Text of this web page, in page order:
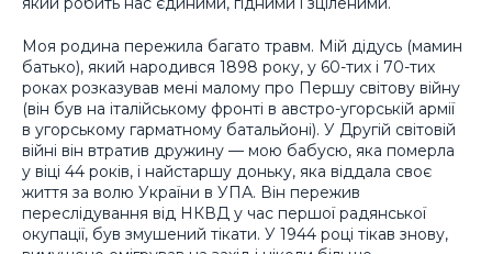
Моя родина пережила багато травм. Мій дідусь (мамин
батько), який народився 1898 року, у 60-тих і 70-тих
роках розказував мені малому про Першу світову війну
(він був на італійському фронті в австро-угорській армії
в угорському гарматному батальйоні). У Другій світовій
війні він втратив дружину — мою бабусю, яка померла
у віці 44 років, і найстаршу доньку, яка віддала своє
життя за волю України в УПА. Він пережив
переслідування від НКВД у час першої радянської
окупації, був змушений тікати. У 1944 році тікав знову,